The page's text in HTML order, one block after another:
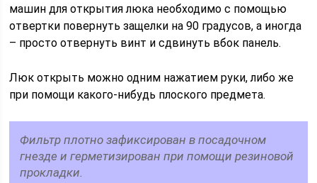
машин для открытия люка необходимо с помощью
отвертки повернуть защелки на 90 градусов, а иногда
– просто отвернуть винт и сдвинуть вбок панель.
Люк открыть можно одним нажатием руки, либо же
при помощи какого-нибудь плоского предмета.
Фильтр плотно зафиксирован в посадочном
гнезде и герметизирован при помощи резиновой
прокладки.